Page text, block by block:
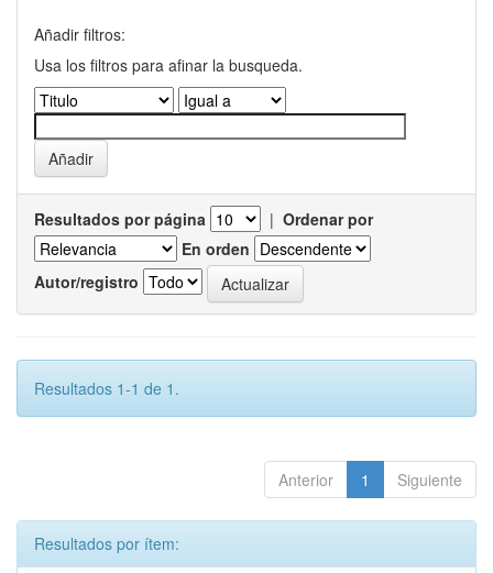
Añadir filtros:
Usa los filtros para afinar la busqueda.
Resultados por página | Ordenar por
En orden
Autor/registro
Resultados 1-1 de 1.
Anterior 1 Siguiente
Resultados por ítem: